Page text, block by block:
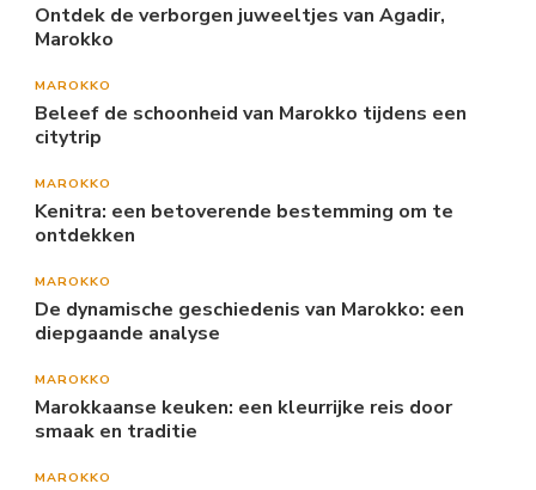
Ontdek de verborgen juweeltjes van Agadir,
Marokko
MAROKKO
Beleef de schoonheid van Marokko tijdens een
citytrip
MAROKKO
Kenitra: een betoverende bestemming om te
ontdekken
MAROKKO
De dynamische geschiedenis van Marokko: een
diepgaande analyse
MAROKKO
Marokkaanse keuken: een kleurrijke reis door
smaak en traditie
MAROKKO